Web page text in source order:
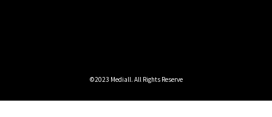
©2023 Mediall. All Rights Reserve